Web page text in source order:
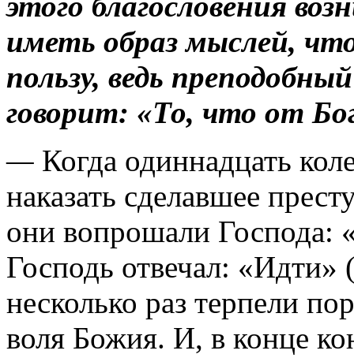
иметь образ мыслей,
пользу, ведь
говорит: «То, что от
— Когда одиннадцать
наказать сделавшее
они вопрошали Господа:
Господь отвечал:
несколько раз терпели
воля Божия. И, в конце